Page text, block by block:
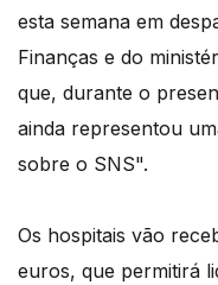
esta semana em
Finanças e do
que, durante o
ainda representou
sobre o SNS".
Os hospitais vão
euros, que permitirá